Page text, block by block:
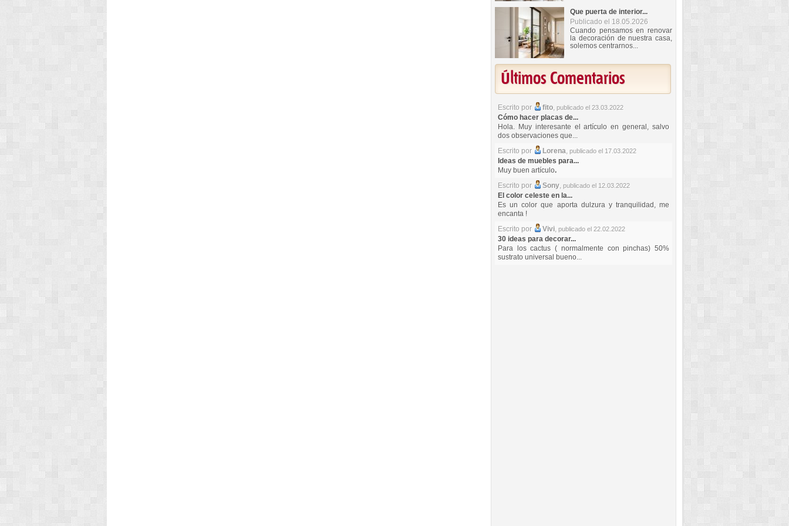
Que puerta de interior...
Publicado el 18.05.2026
Cuando pensamos en renovar
la decoración de nuestra casa,
solemos centrarnos...
Últimos Comentarios
Escrito por fito, publicado el 23.03.2022
Cómo hacer placas de...
Hola. Muy interesante el artículo en general, salvo
dos observaciones que...
Escrito por
Lorena, publicado el 17.03.2022
Ideas de muebles para...
Muy buen artículo.
Escrito por
Sony, publicado el 12.03.2022
El color celeste en la...
Es un color que aporta dulzura y tranquilidad, me
encanta !
Escrito por
Vivi, publicado el 22.02.2022
30 ideas para decorar...
Para los cactus ( normalmente con pinchas) 50%
sustrato universal bueno...